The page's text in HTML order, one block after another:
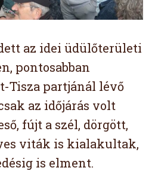
az idei üdülőterületi
pontosabban
Tisza partjánál lévő
az időjárás volt
fújt a szél, dörgött,
viták is kialakultak,
is elment.